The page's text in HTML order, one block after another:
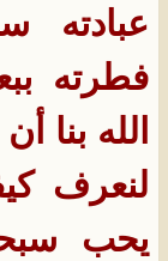
عبادته
فطرته
الله بنا
لنعرف
يحب